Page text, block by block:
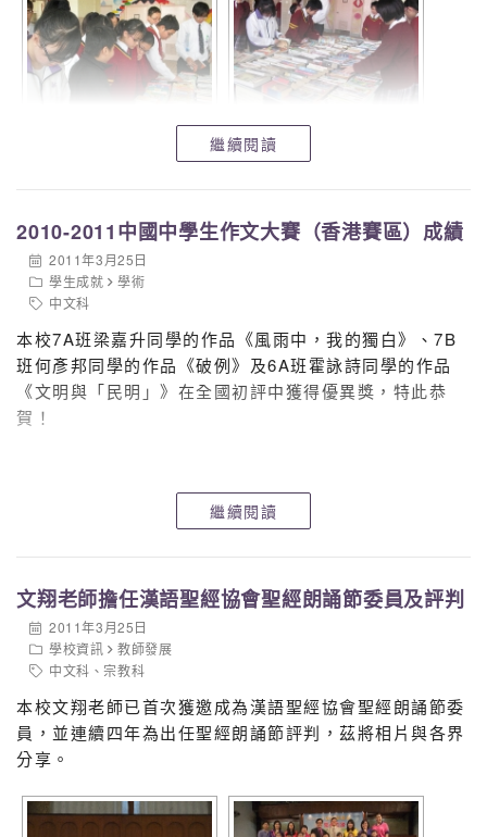
繼續閱讀
2010-2011中國中學生作文大賽（香港賽區）成績
2011年3月25日
學生成就
學術
中文科
本校7A班梁嘉升同學的作品《風雨中，我的獨白》、7B
班何彥邦同學的作品《破例》及6A班霍詠詩同學的作品
《文明與「民明」》在全國初評中獲得優異獎，特此恭
賀！
繼續閱讀
文翔老師擔任漢語聖經協會聖經朗誦節委員及評判
2011年3月25日
學校資訊
教師發展
中文科 、宗教科
本校文翔老師已首次獲邀成為漢語聖經協會聖經朗誦節委
員，並連續四年為出任聖經朗誦節評判，茲將相片與各界
分享。